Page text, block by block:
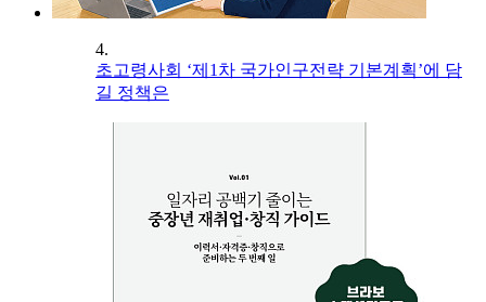
4.
초고령사회 ‘제1차 국가인구전략 기본계획’에 담
길 정책은